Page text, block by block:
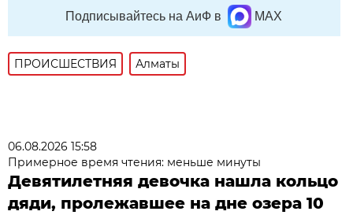
Подписывайтесь на АиФ в MAX
ПРОИСШЕСТВИЯ Алматы
06.08.2026 15:58
Примерное время чтения: меньше минуты
Девятилетняя девочка нашла кольцо
дяди, пролежавшее на дне озера 10